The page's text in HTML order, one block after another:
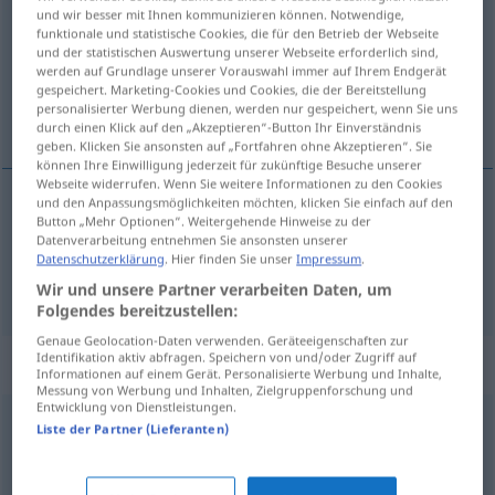
Übersicht aller Übersetzungen
(Für mehr Details die Übersetzung anklicken/antippen)
ståhej, väsen
ståhejn Trara
väsenn Trara
Synonyme für "Trara"
Lärm (um nichts) (ugs.),Aufheben
und wir besser mit Ihnen kommunizieren können. Notwendige,
funktionale und statistische Cookies, die für den Betrieb der Webseite
und der statistischen Auswertung unserer Webseite erforderlich sind,
werden auf Grundlage unserer Vorauswahl immer auf Ihrem Endgerät
gespeichert. Marketing-Cookies und Cookies, die der Bereitstellung
personalisierter Werbung dienen, werden nur gespeichert, wenn Sie uns
durch einen Klick auf den „Akzeptieren“-Button Ihr Einverständnis
geben. Klicken Sie ansonsten auf „Fortfahren ohne Akzeptieren“. Sie
können Ihre Einwilligung jederzeit für zukünftige Besuche unserer
Webseite widerrufen. Wenn Sie weitere Informationen zu den Cookies
und den Anpassungsmöglichkeiten möchten, klicken Sie einfach auf den
Button „Mehr Optionen“. Weitergehende Hinweise zu der
Datenverarbeitung entnehmen Sie ansonsten unserer
Datenschutzerklärung. Hier finden Sie unserImpressum.
Wir und unsere Partner verarbeiten Daten, um
Folgendes bereitzustellen:
Genaue Geolocation-Daten verwenden. Geräteeigenschaften zur
Identifikation aktiv abfragen. Speichern von und/oder Zugriff auf
Informationen auf einem Gerät. Personalisierte Werbung und Inhalte,
Messung von Werbung und Inhalten, Zielgruppenforschung und
Entwicklung von Dienstleistungen.
Liste der Partner (Lieferanten)